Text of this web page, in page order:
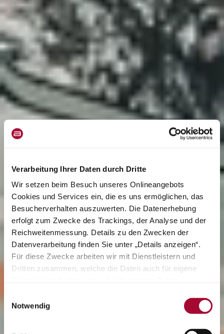
Verarbeitung Ihrer Daten durch Dritte
Wir setzen beim Besuch unseres Onlineangebots
Cookies und Services ein, die es uns ermöglichen, das
Besucherverhalten auszuwerten. Die Datenerhebung
erfolgt zum Zwecke des Trackings, der Analyse und der
Reichweitenmessung. Details zu den Zwecken der
Datenverarbeitung finden Sie unter „Details anzeigen“.
Für diese Zwecke arbeiten wir mit Dienstleistern und
Dritten zusammen, welche die Daten auch für eigene
„Cookies und Services zulassen“ oder durch Auswählen
einzelner Cookies und Services in der Detailansicht
geben Sie Ihre Einwilligung zur Verarbeitung Ihrer Daten
Notwendig